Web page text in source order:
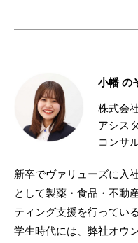
小幡 の
株式会
アシス
コンサ
新卒でヴァリューズに入
として製薬・食品・不動
ティング支援を行っている
学生時代には、弊社オウ